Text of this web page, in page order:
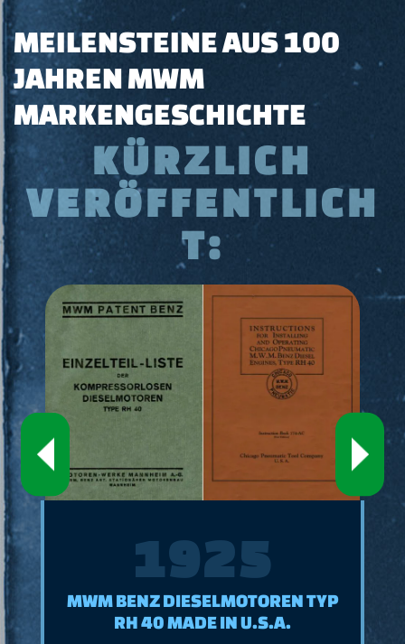
MEILENSTEINE AUS 100
JAHREN MWM
MARKENGESCHICHTE
KÜRZLICH
VERÖFFENTLICH
T:
1926
MWM DIESELMOTOREN FÜR GRAF
VON LUCKNER’S SEGELSCHIFFE
‹ ›